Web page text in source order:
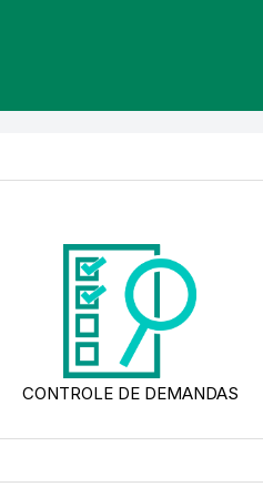
CONTROLE DE DEMANDAS